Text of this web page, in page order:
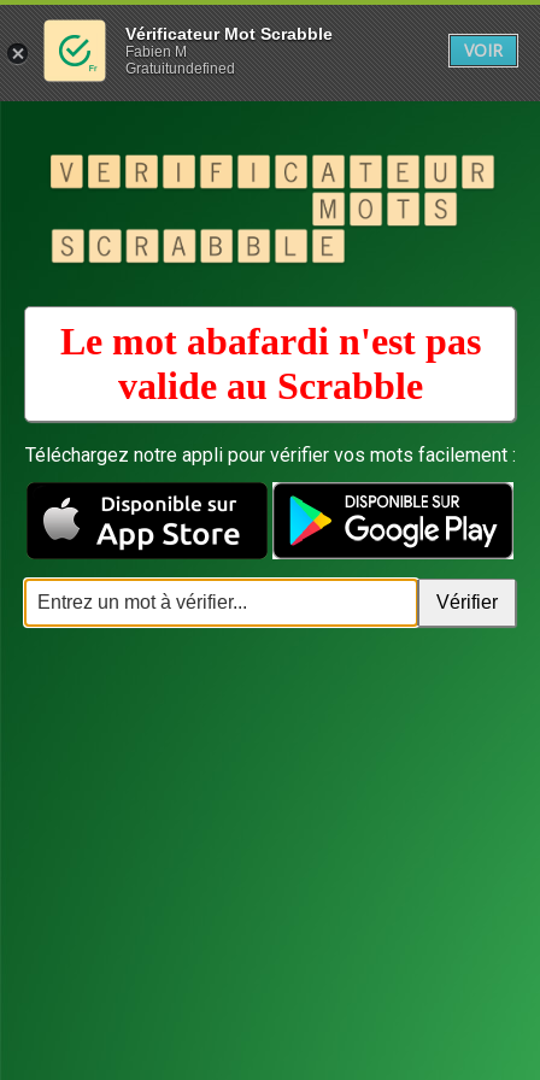
Le mot abafardi n'est pas
valide au Scrabble
Téléchargez notre appli pour vérifier vos mots facilement :
Vérificateur Mot Scrabble
Fabien M
Gratuitundefined
VOIR